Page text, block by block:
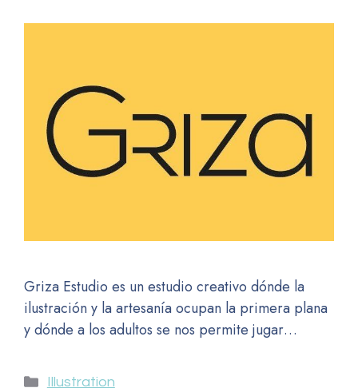
Griza Estudio es un estudio creativo dónde la
ilustración y la artesanía ocupan la primera plana
y dónde a los adultos se nos permite jugar…
Illustration